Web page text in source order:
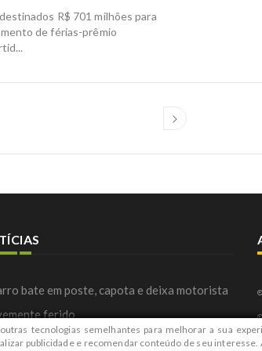
R$ 701 milhões para
de férias-prêmio
tecnologias semelhantes para melhorar a sua
publicidade e recomendar conteúdo de seu interesse.
bate em poste, capota e deixa motorista
ferido
do Ministério da Saúde buscar zerar